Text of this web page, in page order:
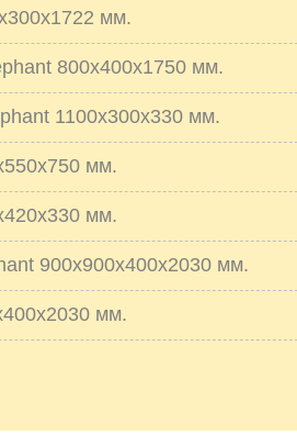
мм.
800х400х1750 мм.
1100х300х330 мм.
мм.
мм.
900х900х400х2030 мм.
мм.